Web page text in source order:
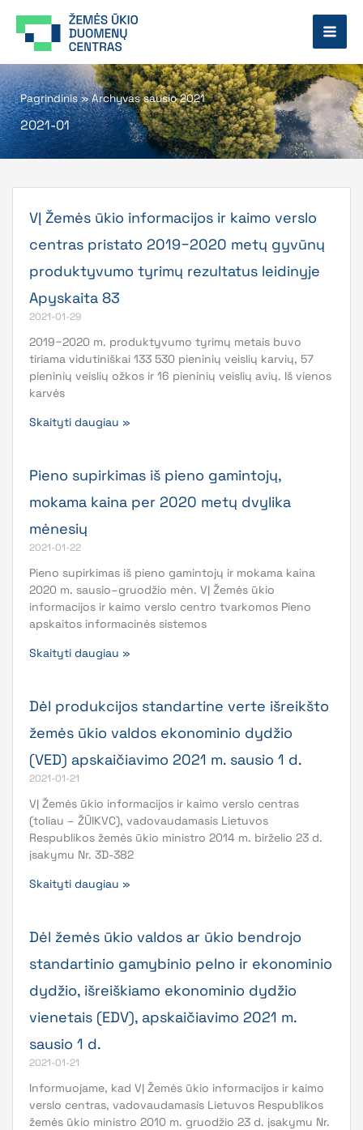
prie
Pagrindinis»Archyvas sausio 2021
2021-01
VĮ Žemės ūkio informacijos ir kaimo verslo
centras pristato 2019−2020 metų gyvūnų
produktyvumo tyrimų rezultatus leidinyje
Apyskaita 83
2021-01-29
2019−2020 m. produktyvumo tyrimų metais buvo
tiriama vidutiniškai 133 530 pieninių veislių karvių, 57
pieninių veislių ožkos ir 16 pieninių veislių avių. Iš vienos
karvės
Skaityti daugiau »
Pieno supirkimas iš pieno gamintojų,
mokama kaina per 2020 metų dvylika
mėnesių
2021-01-22
Pieno supirkimas iš pieno gamintojų ir mokama kaina
2020 m. sausio–gruodžio mėn. VĮ Žemės ūkio
informacijos ir kaimo verslo centro tvarkomos Pieno
apskaitos informacinės sistemos
Skaityti daugiau »
Dėl produkcijos standartine verte išreikšto
žemės ūkio valdos ekonominio dydžio
(VED) apskaičiavimo 2021 m. sausio 1 d.
2021-01-21
VĮ Žemės ūkio informacijos ir kaimo verslo centras
(toliau – ŽŪIKVC), vadovaudamasis Lietuvos
Respublikos žemės ūkio ministro 2014 m. birželio 23 d.
įsakymu Nr. 3D-382
Skaityti daugiau »
Dėl žemės ūkio valdos ar ūkio bendrojo
standartinio gamybinio pelno ir ekonominio
dydžio, išreiškiamo ekonominio dydžio
vienetais (EDV), apskaičiavimo 2021 m.
sausio 1 d.
2021-01-21
Informuojame, kad VĮ Žemės ūkio informacijos ir kaimo
verslo centras, vadovaudamasis Lietuvos Respublikos
žemės ūkio ministro 2010 m. gruodžio 23 d. įsakymu Nr.